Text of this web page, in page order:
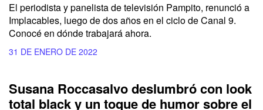
El periodista y panelista de televisión Pampito, renunció a
Implacables, luego de dos años en el ciclo de Canal 9.
Conocé en dónde trabajará ahora.
31 DE ENERO DE 2022
Susana Roccasalvo deslumbró con look
total black y un toque de humor sobre el